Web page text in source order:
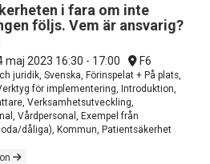
i fara om inte
följs. Vem är ansvarig?
maj 2023 16:30 - 17:00 F6
juridik, Svenska, Förinspelat + På plats,
för implementering, Introduktion,
Verksamhetsutveckling,
Vårdpersonal, Exempel från
dåliga), Kommun, Patientsäkerhet